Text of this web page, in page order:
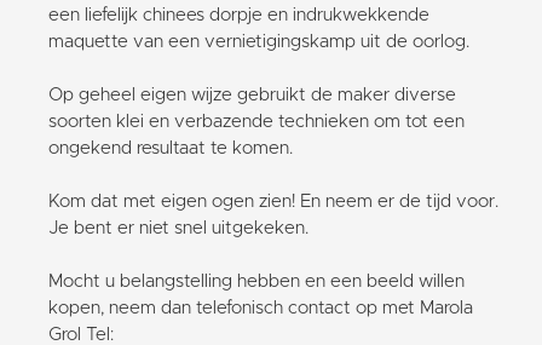
een liefelijk chinees dorpje en indrukwekkende
maquette van een vernietigingskamp uit de oorlog.
Op geheel eigen wijze gebruikt de maker diverse
soorten klei en verbazende technieken om tot een
ongekend resultaat te komen.
Kom dat met eigen ogen zien! En neem er de tijd voor.
Je bent er niet snel uitgekeken.
Mocht u belangstelling hebben en een beeld willen
kopen, neem dan telefonisch contact op met Marola
Grol Tel: